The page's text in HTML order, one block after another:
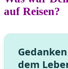
auf Reisen?
dem